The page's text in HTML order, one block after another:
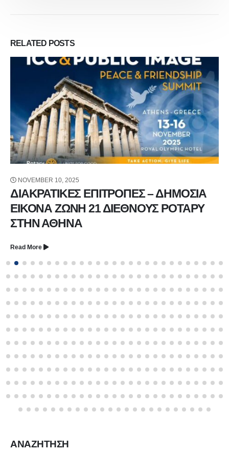
RELATED POSTS
NOVEMBER 30, 2023
ΔΡΑΣΕΙΣ ΡΟΤΑΡΙΑΝΩΝ ΟΜΙΛΩΝ 2475
Περιφέρειας ΔΡ